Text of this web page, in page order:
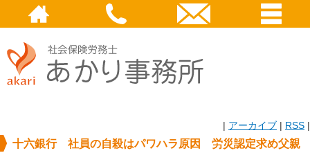
| アーカイブ | RSS |
十六銀行 社員の自殺はパワハラ原因 労災認定求め父親